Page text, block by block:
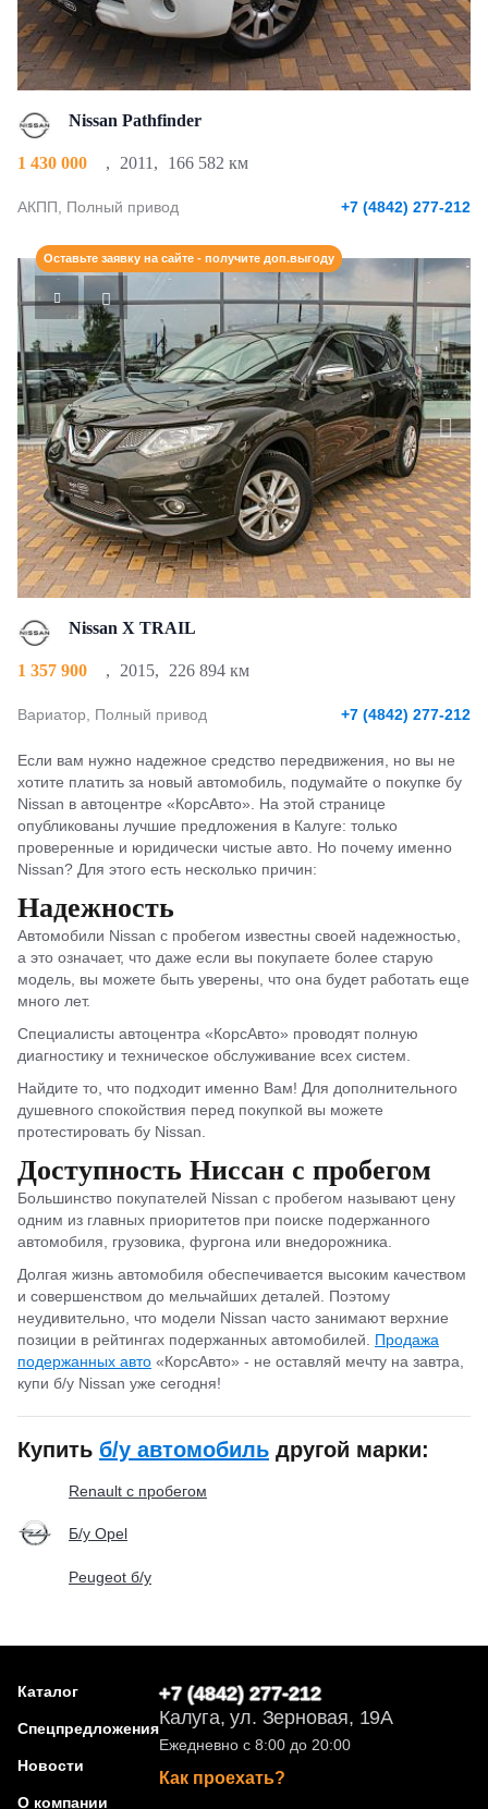
Nissan Pathfinder
1 430 000 , 2011 , 166 582 км
АКПП, Полный привод +7 (4842) 277-212
Оставьте заявку на сайте - получите доп.выгоду
Nissan X TRAIL
1 357 900 , 2015, 226 894 км
Вариатор, Полный привод +7 (4842) 277-212
Если вам нужно надежное средство передвижения, но вы не
хотите платить за новый автомобиль, подумайте о покупке бу
Nissan в автоцентре «КорсАвто». На этой странице
опубликованы лучшие предложения в Калуге: только
проверенные и юридически чистые авто. Но почему именно
Nissan? Для этого есть несколько причин:
Надежность
Автомобили Nissan с пробегом известны своей надежностью,
а это означает, что даже если вы покупаете более старую
модель, вы можете быть уверены, что она будет работать еще
много лет.
Специалисты автоцентра «КорсАвто» проводят полную
диагностику и техническое обслуживание всех систем.
Найдите то, что подходит именно Вам! Для дополнительного
душевного спокойствия перед покупкой вы можете
протестировать бу Nissan.
Доступность Ниссан с пробегом
Большинство покупателей Nissan с пробегом называют цену
одним из главных приоритетов при поиске подержанного
автомобиля, грузовика, фургона или внедорожника.
Долгая жизнь автомобиля обеспечивается высоким качеством
и совершенством до мельчайших деталей. Поэтому
неудивительно, что модели Nissan часто занимают верхние
позиции в рейтингах подержанных автомобилей. Продажа
подержанных авто «КорсАвто» - не оставляй мечту на завтра,
купи б/у Nissan уже сегодня!
Купить б/у автомобиль другой марки:
Renault с пробегом
Б/у Opel
Peugeot б/у
Каталог
Спецпредложения
Новости
О компании
+7 (4842) 277-212
Калуга, ул. Зерновая, 19А
Ежедневно с 8:00 до 20:00
Как проехать?